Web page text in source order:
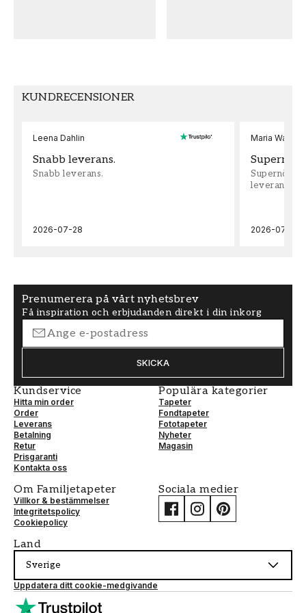
KUNDRECENSIONER
Leena Dahlin
Snabb leverans.
Snabb leverans.
2026-07-28
Maria
leveran,
2026-07-22
Prenumerera på vårt nyhetsbrev
Få inspiration och erbjudanden direkt i din inkorg
SKICKA
Kundservice
Hitta min order
Order
Leverans
Betalning
Retur
Prisgaranti
Kontakta oss
Populära kategorier
Tapeter
Fondtapeter
Fototapeter
Nyheter
Magasin
Om Familjetapeter
Villkor & bestämmelser
Integritetspolicy
Cookiepolicy
Sociala medier
Land
Sverige
Uppdatera ditt cookie-medgivande